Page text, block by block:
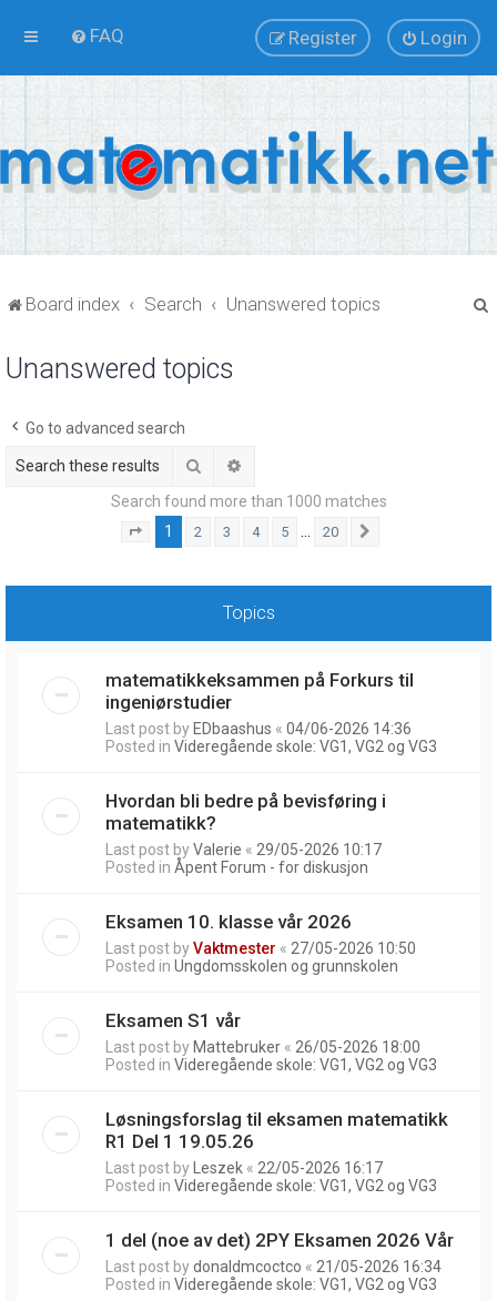
FAQ Login
Register
Board index Search Unanswered topics
Unanswered topics
Go to advanced search
Search
Search found more than 1000 matches
Page of 20
1 2 3 4 5 20
Topics
matematikkeksammen på Forkurs til
ingeniørstudier
Last post by EDbaashus « 04/06-2026 14:36
Posted in Videregående skole: VG1, VG2 og VG3
Hvordan bli bedre på bevisføring i
matematikk?
Last post byValerie « 29/05-2026 10:17
Posted in Åpent Forum - for diskusjon
Eksamen 10. klasse vår 2026
Last post byVaktmester « 27/05-2026 10:50
Posted in Ungdomsskolen og grunnskolen
Eksamen S1 vår
Last post by Mattebruker « 26/05-2026 18:00
Posted in Videregående skole: VG1, VG2 og VG3
Løsningsforslag til eksamen matematikk
R1 Del 1 19.05.26
Last post by Leszek « 22/05-2026 16:17
Posted in Videregående skole: VG1, VG2 og VG3
1 del (noe av det) 2PY Eksamen 2026 Vår
Last post bydonaldmcoctco « 21/05-2026 16:34
Posted in Videregående skole: VG1, VG2 og VG3